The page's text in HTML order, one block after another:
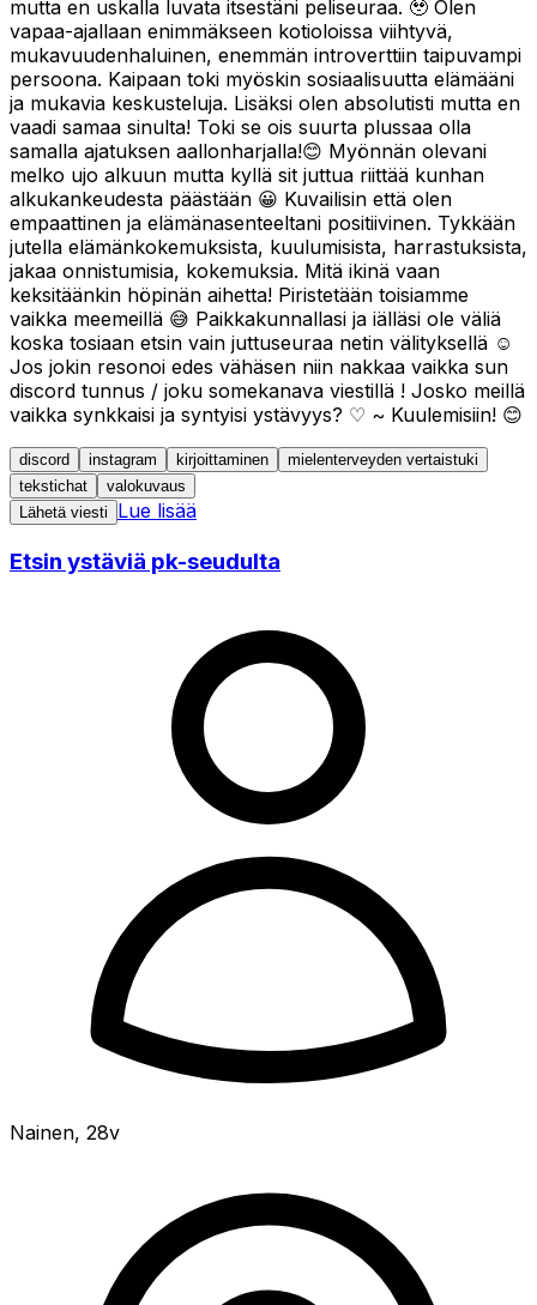
mutta en uskalla luvata itsestäni peliseuraa. 🥹 Olen
vapaa-ajallaan enimmäkseen kotioloissa viihtyvä,
mukavuudenhaluinen, enemmän introverttiin taipuvampi
persoona. Kaipaan toki myöskin sosiaalisuutta elämääni
ja mukavia keskusteluja. Lisäksi olen absolutisti mutta en
vaadi samaa sinulta! Toki se ois suurta plussaa olla
samalla ajatuksen aallonharjalla!😊 Myönnän olevani
melko ujo alkuun mutta kyllä sit juttua riittää kunhan
alkukankeudesta päästään 😀 Kuvailisin että olen
empaattinen ja elämänasenteeltani positiivinen. Tykkään
jutella elämänkokemuksista, kuulumisista, harrastuksista,
jakaa onnistumisia, kokemuksia. Mitä ikinä vaan
keksitäänkin höpinän aihetta! Piristetään toisiamme
vaikka meemeillä 😅 Paikkakunnallasi ja iälläsi ole väliä
koska tosiaan etsin vain juttuseuraa netin välityksellä ☺️
Jos jokin resonoi edes vähäsen niin nakkaa vaikka sun
discord tunnus / joku somekanava viestillä ! Josko meillä
vaikka synkkaisi ja syntyisi ystävyys? ♡ ~ Kuulemisiin! 😊
discord instagram kirjoittaminen
mielenterveyden vertaistuki
tekstichat
valokuvaus
Lähetä viesti
Lue lisää
Etsin ystäviä pk-seudulta
Nainen, 28v